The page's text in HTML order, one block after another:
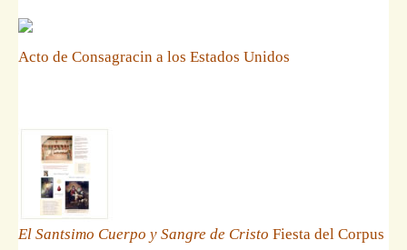
Acto de Consagracin a los Estados Unidos
El Santsimo Cuerpo y Sangre de Cristo Fiesta del Corpus